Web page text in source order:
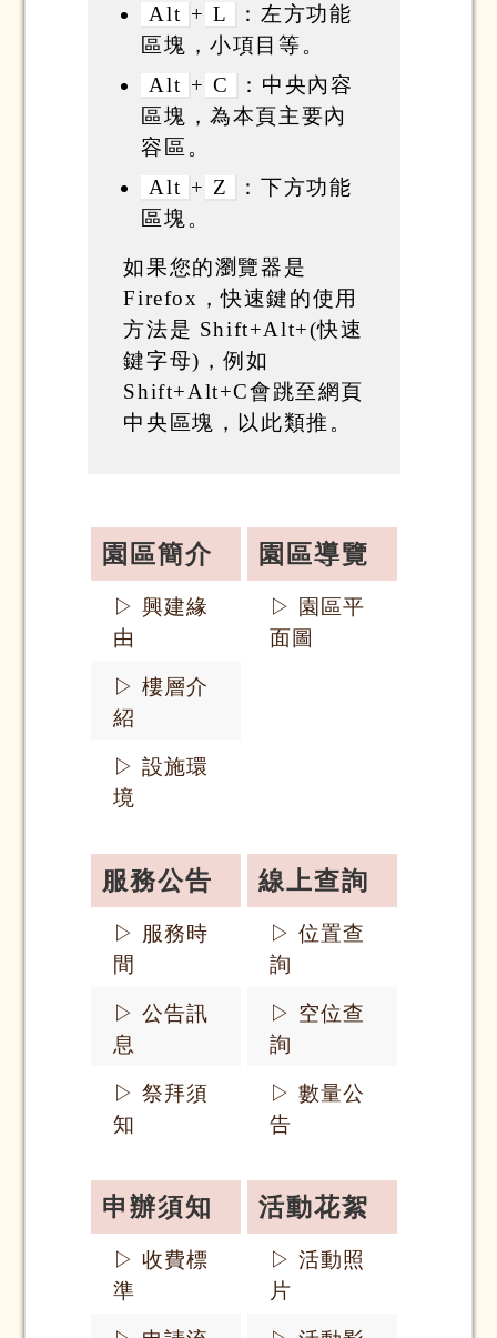
Alt + L
：左方功能
區塊，小項目等。
Alt + C
：中央內容
區塊，為本頁主要內
容區。
Alt + Z
：下方功能
區塊。
如果您的瀏覽器是
Firefox，快速鍵的使用
方法是 Shift+Alt+(快速
鍵字母)，例如
Shift+Alt+C會跳至網頁
中央區塊，以此類推。
園區簡介
▷ 興建緣
由
▷ 樓層介
紹
▷ 設施環
境
園區導覽
▷ 園區平
面圖
服務公告
▷ 服務時
間
▷ 公告訊
息
▷ 祭拜須
知
線上查詢
▷ 位置查
詢
▷ 空位查
詢
▷ 數量公
告
申辦須知
▷ 收費標
準
活動花絮
▷ 活動照
片